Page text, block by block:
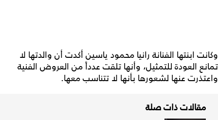
وكانت ابنتها الفنانة رانيا محمود ياسين أكدت أن والدتها لا
تمانع العودة للتمثيل، وأنها تلقت عدداً من العروض الفنية
واعتذرت عنها لشعورها بأنها لا تتناسب معها.
مقالات ذات صلة